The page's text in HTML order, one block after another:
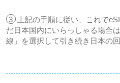
3
上記の手順に従い、これで
だ日本国内にいらっしゃる場合
線」を選択して引き続き日本の